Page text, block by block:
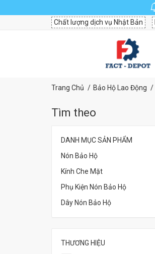
Chất lượng dịch vụ Nhật Bản
Trang Chủ Bảo Hộ Lao Động
Tìm theo
DANH MỤC SẢN PHẨM
Nón Bảo Hộ
Kính Che Mặt
Phụ Kiện Nón Bảo Hộ
Dây Nón Bảo Hộ
THƯƠNG HIỆU